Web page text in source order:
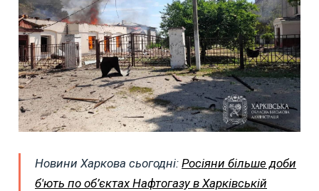
Новини Харкова сьогодні: Росіяни більше доби
б'ють по об’єктах Нафтогазу в Харківській